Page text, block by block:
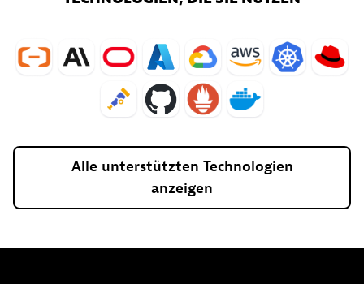
Alle unterstützten Technologien
anzeigen